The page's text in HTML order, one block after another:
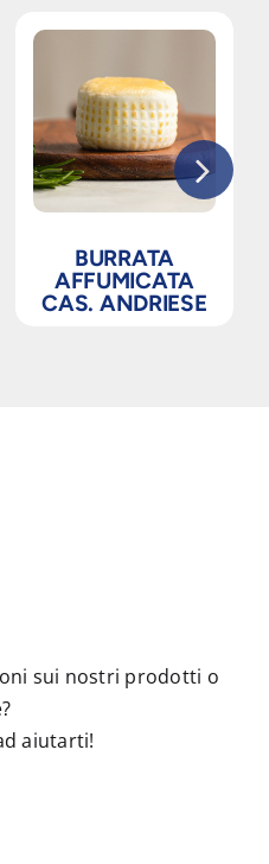
BURRATA
AFFUMICATA
CAS. ANDRIESE
sui nostri prodotti o
aiutarti!